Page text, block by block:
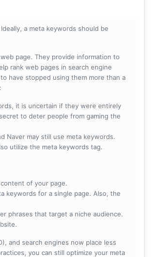
a meta keywords should be
page. They provide information to
rank web pages in search engine
have stopped using them more than a
it is uncertain if they were entirely
to deter people from gaming the
Naver may still use meta keywords.
utilize the meta keywords tag.
of your page.
keywords for a single page. Also, the
phrases that target a niche audience.
and search engines now place less
you can still optimize your meta